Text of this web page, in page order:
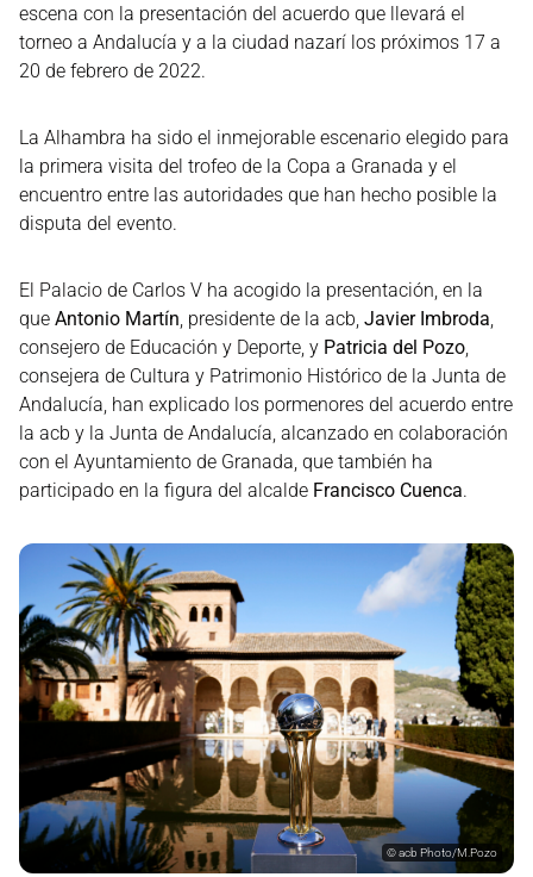
escena con la presentación del acuerdo que llevará el
torneo a Andalucía y a la ciudad nazarí los próximos 17 a
20 de febrero de 2022.
La Alhambra ha sido el inmejorable escenario elegido para
la primera visita del trofeo de la Copa a Granada y el
encuentro entre las autoridades que han hecho posible la
disputa del evento.
El Palacio de Carlos V ha acogido la presentación, en la
que Antonio Martín , presidente de la acb, Javier Imbroda
consejero de Educación y Deporte, y Patricia del Pozo
consejera de Cultura y Patrimonio Histórico de la Junta de
Andalucía, han explicado los pormenores del acuerdo entre
la acb y la Junta de Andalucía, alcanzado en colaboración
con el Ayuntamiento de Granada, que también ha
participado en la figura del alcalde Francisco Cuenca.
©acb Photo/M.Pozo